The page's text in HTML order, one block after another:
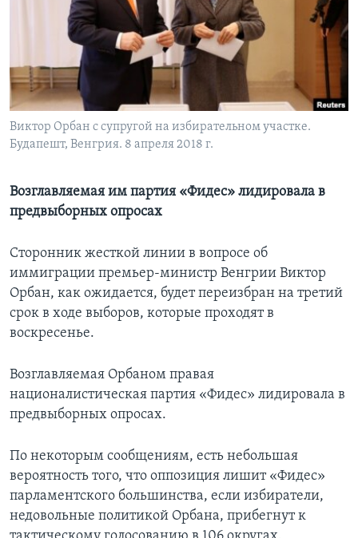
Learning English
СОЦИАЛЬНЫЕ СЕТИ
Языки
Виктор Орбан с супругой на избирательном участке.
Будапешт, Венгрия. 8 апреля 2018 г.
Возглавляемая им партия «Фидес» лидировала в
предвыборных опросах
Сторонник жесткой линии в вопросе об
иммиграции премьер-министр Венгрии Виктор
Орбан, как ожидается, будет переизбран на третий
срок в ходе выборов, которые проходят в
воскресенье.
Возглавляемая Орбаном правая
националистическая партия «Фидес» лидировала в
предвыборных опросах.
По некоторым сообщениям, есть небольшая
вероятность того, что оппозиция лишит «Фидес»
парламентского большинства, если избиратели,
недовольные политикой Орбана, прибегнут к